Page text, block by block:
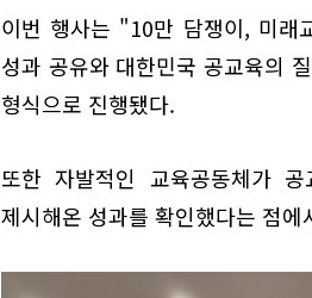
이번 행사는 "10만 담쟁이, 미래
성과 공유와 대한민국 공교육의
형식으로 진행됐다.
또한 자발적인 교육공동체가
제시해온 성과를 확인했다는 점에